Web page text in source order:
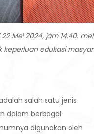
Mei 2024, jam 14.40.
keperluan edukasi
salah satu jenis
dalam berbagai
digunakan oleh